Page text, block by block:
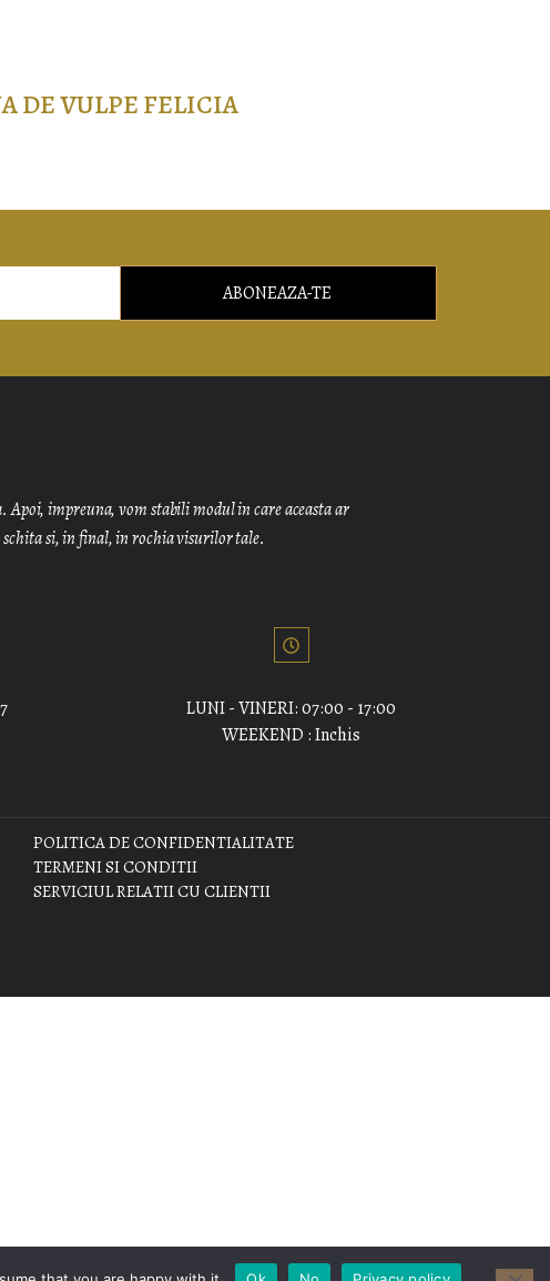
DE VULPE FELICIA
ABONEAZA-TE
Apoi, impreuna, vom stabili modul in care aceasta ar
si, in final, in rochia visurilor tale.
LUNI - VINERI: 07:00 - 17:00
WEEKEND : Inchis
POLITICA DE CONFIDENTIALITATE
TERMENI SI CONDITII
SERVICIUL RELATII CU CLIENTII